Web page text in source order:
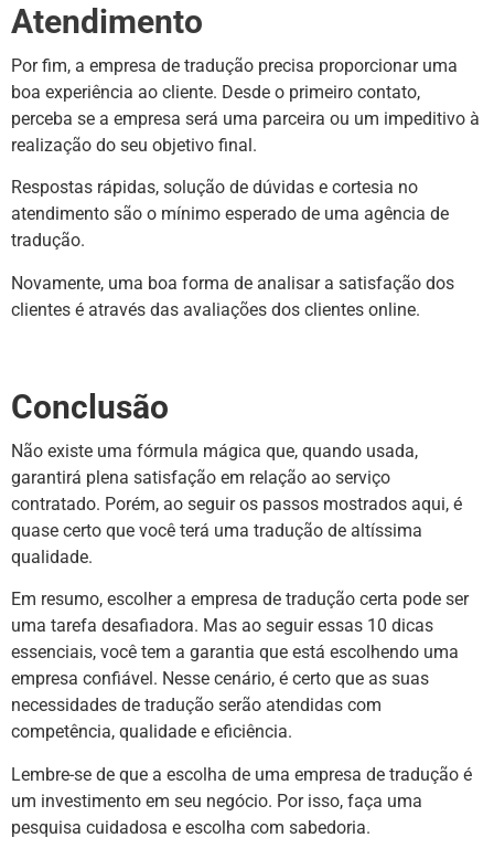
Atendimento
Por fim, a empresa de tradução precisa proporcionar uma
boa experiência ao cliente. Desde o primeiro contato,
perceba se a empresa será uma parceira ou um impeditivo à
realização do seu objetivo final.
Respostas rápidas, solução de dúvidas e cortesia no
atendimento são o mínimo esperado de uma agência de
tradução.
Novamente, uma boa forma de analisar a satisfação dos
clientes é através das avaliações dos clientes online.
Conclusão
Não existe uma fórmula mágica que, quando usada,
garantirá plena satisfação em relação ao serviço
contratado. Porém, ao seguir os passos mostrados aqui, é
quase certo que você terá uma tradução de altíssima
qualidade.
Em resumo, escolher a empresa de tradução certa pode ser
uma tarefa desafiadora. Mas ao seguir essas 10 dicas
essenciais, você tem a garantia que está escolhendo uma
empresa confiável. Nesse cenário, é certo que as suas
necessidades de tradução serão atendidas com
competência, qualidade e eficiência.
Lembre-se de que a escolha de uma empresa de tradução é
um investimento em seu negócio. Por isso, faça uma
pesquisa cuidadosa e escolha com sabedoria.